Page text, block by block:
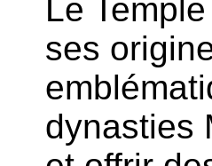
Le
ses
dynasties